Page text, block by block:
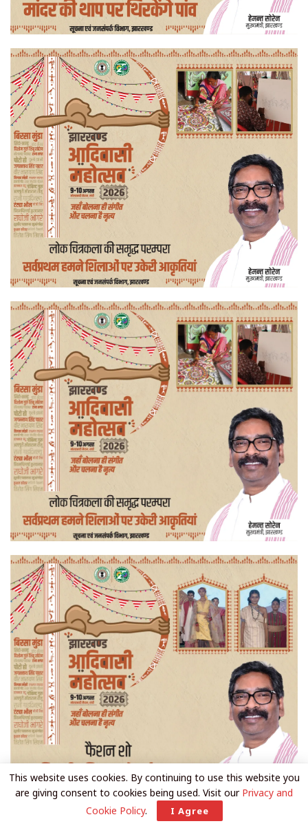
This website uses cookies. By continuing to use this website you
are giving consent to cookies being used. Visit our Privacy and
Cookie Policy. I Agree